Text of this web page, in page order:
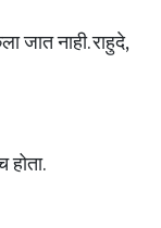
जात नाही. राहुदे,